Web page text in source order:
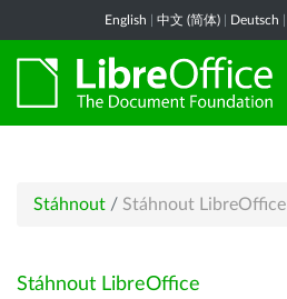
English 中文 (简体) Deutsch
Stáhnout / Stáhnout LibreOffice
Stáhnout LibreOffice